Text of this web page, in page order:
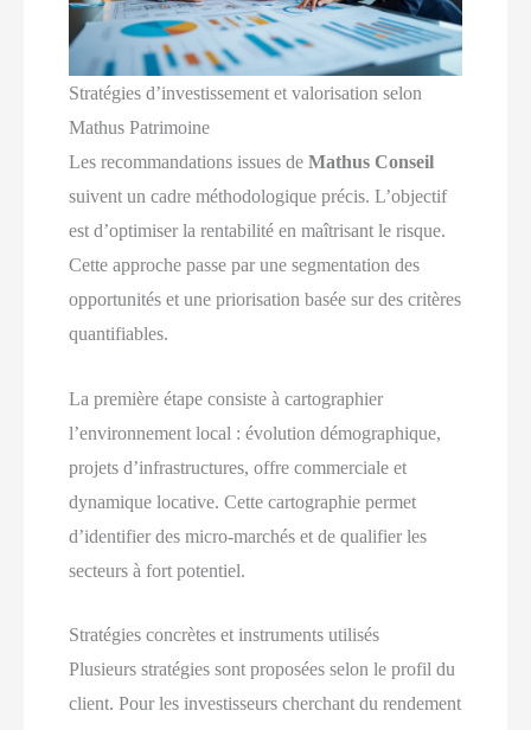
Stratégies d’investissement et valorisation selon
Mathus Patrimoine
Les recommandations issues deMathus Conseil
suivent un cadre méthodologique précis. L’objectif
est d’optimiser la rentabilité en maîtrisant le risque.
Cette approche passe par une segmentation des
opportunités et une priorisation basée sur des critères
quantifiables.
La première étape consiste à cartographier
l’environnement local : évolution démographique,
projets d’infrastructures, offre commerciale et
dynamique locative. Cette cartographie permet
d’identifier des micro-marchés et de qualifier les
secteurs à fort potentiel.
Stratégies concrètes et instruments utilisés
Plusieurs stratégies sont proposées selon le profil du
client. Pour les investisseurs cherchant du rendement